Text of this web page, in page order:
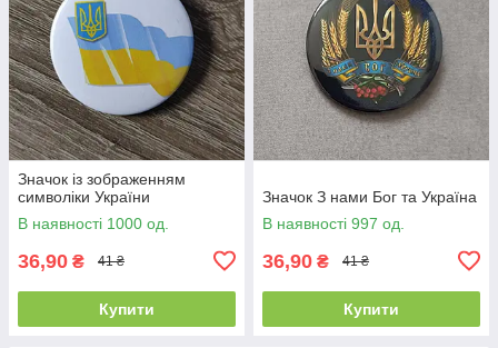
Значок із зображенням
символіки України
В наявності 1000 од.
36,90 ₴ 41 ₴
Купити
Значок З нами Бог та Україна
В наявності 997 од.
36,90 ₴ 41 ₴
Купити